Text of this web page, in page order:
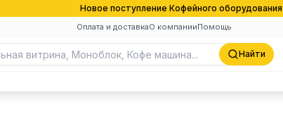
Новое поступление Кофейного оборудования
Оплата и доставкаО компанииПомощь
Найти